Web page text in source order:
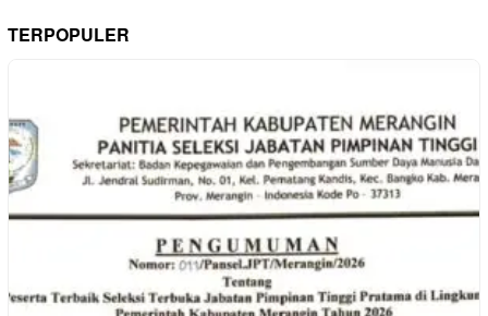
TERPOPULER